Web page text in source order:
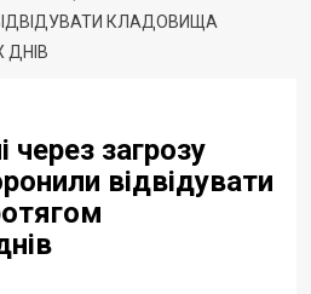
КЛАДОВИЩА
ДНІВ
загрозу
відвідувати